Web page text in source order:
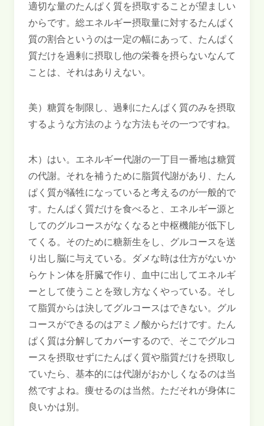
適切な量のたんぱく質を摂取することが望ましい
からです。総エネルギー摂取量に対するたんぱく
質の割合というのは一定の幅にあって、たんぱく
質だけを過剰に摂取し他の栄養を摂らないなんて
ことは、それはありえない。
美）糖質を制限し、過剰にたんぱく質のみを摂取
するような方法のような方法もその一つですね。
木）はい。エネルギー代謝の一丁目一番地は糖質
の代謝。それを補うために脂質代謝があり、たん
ぱく質が犠牲になっていると考えるのが一般的で
す。たんぱく質だけを食べると、エネルギー源と
してのグルコースがなくなると中枢機能が低下し
てくる。そのために糖新生をし、グルコースを送
り出し脳に与えている。ダメな時は仕方がないか
らケトン体を肝臓で作り、血中に出してエネルギ
ーとして使うことを致し方なくやっている。そし
て脂質からは決してグルコースはできない。グル
コースができるのはアミノ酸からだけです。たん
ぱく質は分解してカバーするので、そこでグルコ
ースを摂取せずにたんぱく質や脂質だけを摂取し
ていたら、基本的には代謝がおかしくなるのは当
然ですよね。痩せるのは当然。ただそれが身体に
良いかは別。